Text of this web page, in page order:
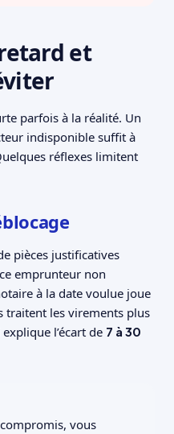
et
parfois à la réalité. Un
indisponible suffit à
réflexes limitent
pièces justificatives
emprunteur non
à la date voulue joue
traitent les virements plus
l’écart de 7 à 30
vous